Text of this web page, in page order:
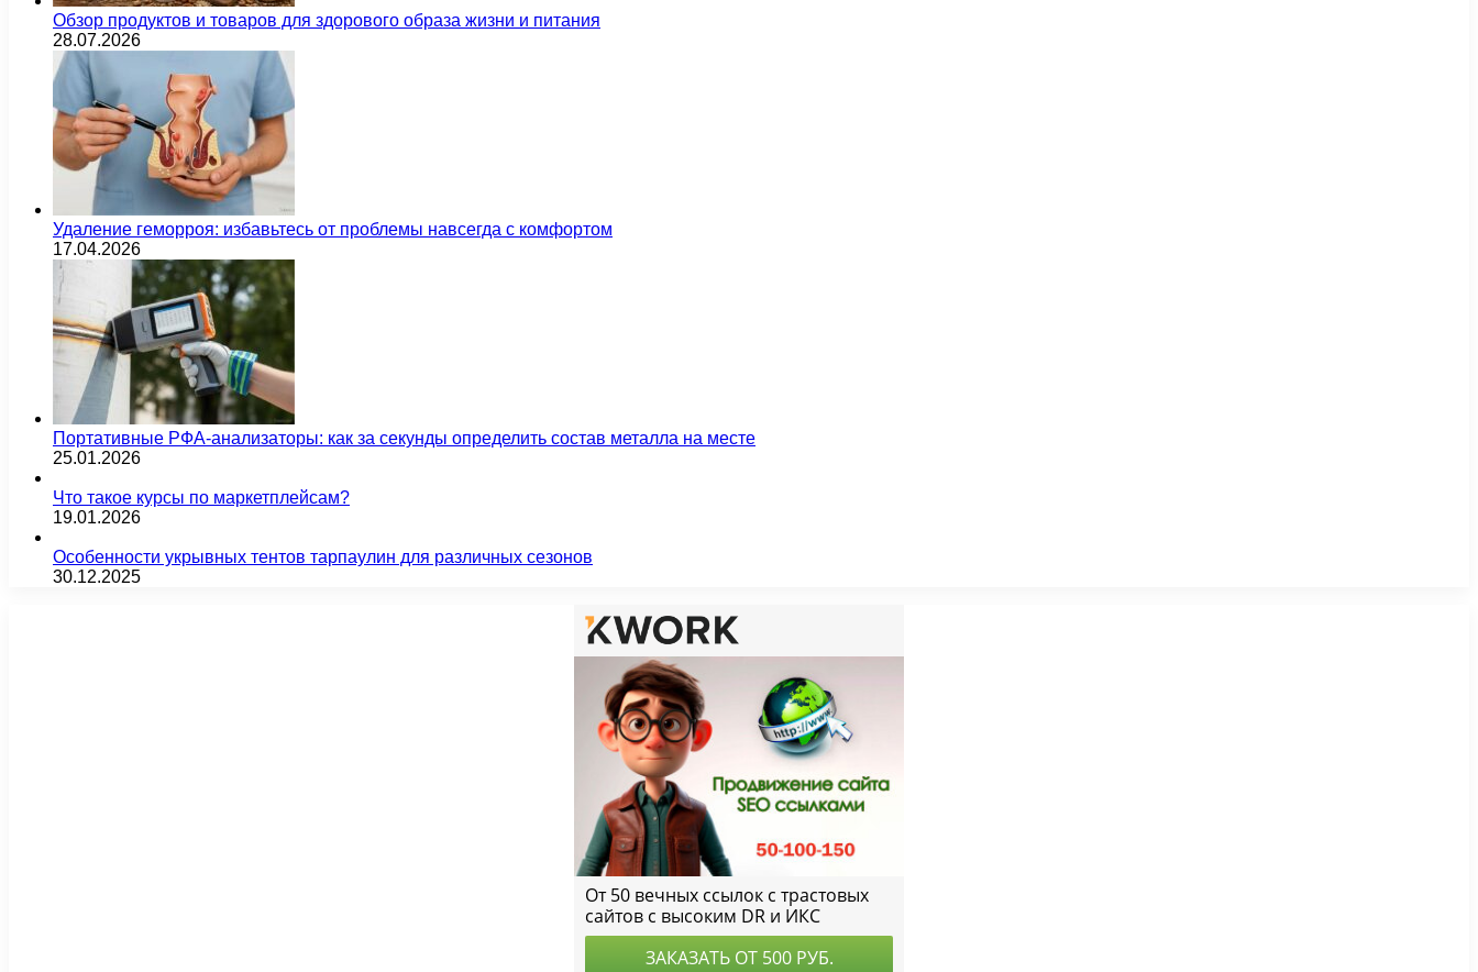
Обзор продуктов и товаров для здорового образа жизни и питания
28.07.2026
Удаление геморроя: избавьтесь от проблемы навсегда с комфортом
17.04.2026
Портативные РФА-анализаторы: как за секунды определить состав металла на месте
25.01.2026
Что такое курсы по маркетплейсам?
19.01.2026
Особенности укрывных тентов тарпаулин для различных сезонов
30.12.2025